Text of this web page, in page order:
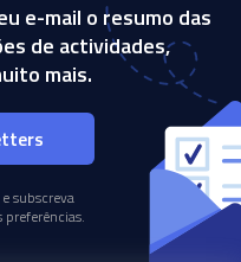
e-mail o resumo das
de actividades,
mais.
subscreva
preferências.